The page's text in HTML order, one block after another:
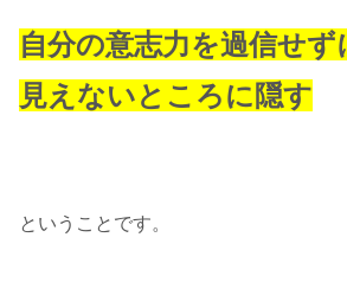
自分の意志力を過信せず
見えないところに隠す
ということです。